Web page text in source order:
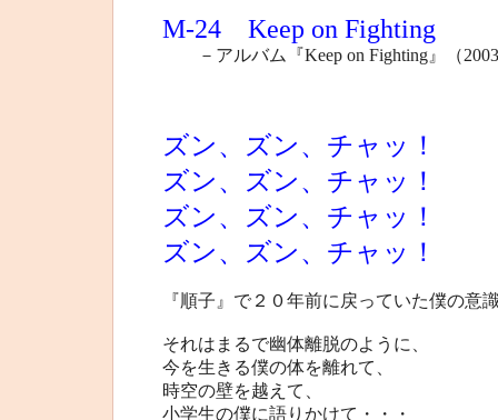
M-24 Keep on Fighting
－アルバム『Keep on Fighting』（
ズン、ズン、チャッ！
ズン、ズン、チャッ！
ズン、ズン、チャッ！
ズン、ズン、チャッ！
『順子』で２０年前に戻っていた僕の意
それはまるで幽体離脱のように、
今を生きる僕の体を離れて、
時空の壁を越えて、
小学生の僕に語りかけて・・・